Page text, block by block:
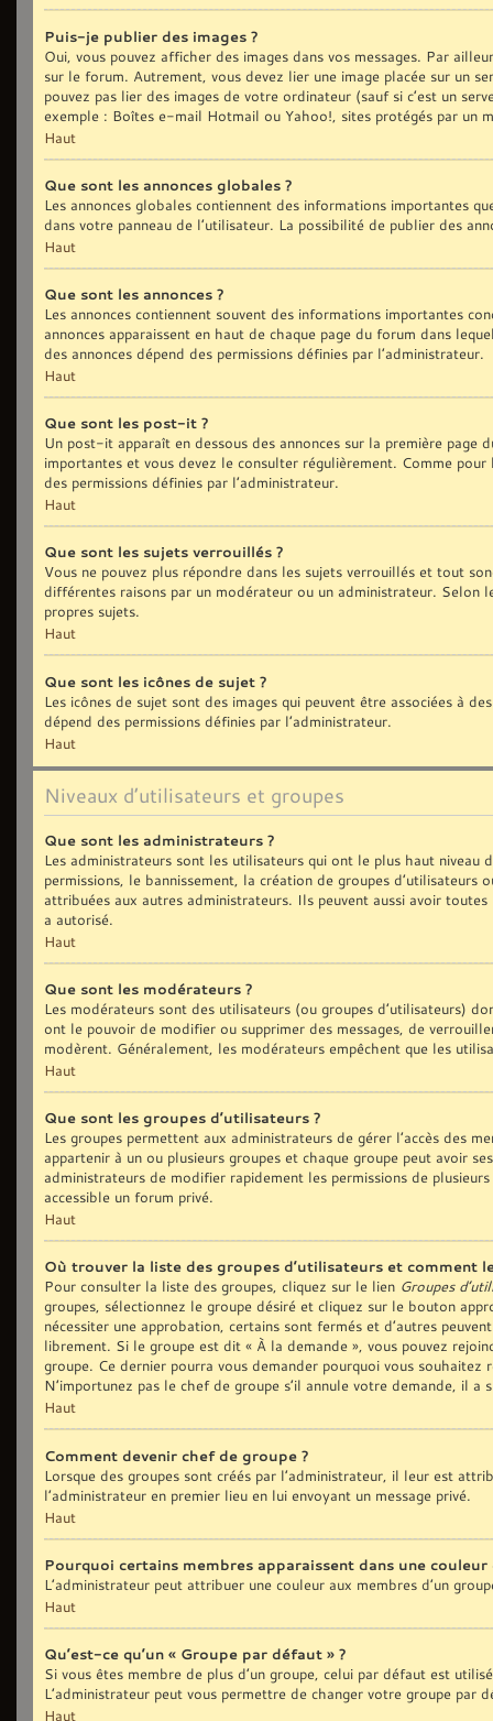
Puis-je publier des images ?
Oui, vous pouvez afficher des images dans vos messages. Par
sur le forum. Autrement, vous devez lier une image placée sur un
pouvez pas lier des images de votre ordinateur (sauf si c’est un
exemple : Boîtes e-mail Hotmail ou Yahoo!, sites protégés par un
Haut
Que sont les annonces globales ?
Les annonces globales contiennent des informations importantes
dans votre panneau de l’utilisateur. La possibilité de publier des
Haut
Que sont les annonces ?
Les annonces contiennent souvent des informations importantes
annonces apparaissent en haut de chaque page du forum dans
des annonces dépend des permissions définies par l’administrateur.
Haut
Que sont les post-it ?
Un post-it apparaît en dessous des annonces sur la première
importantes et vous devez le consulter régulièrement. Comme
des permissions définies par l’administrateur.
Haut
Que sont les sujets verrouillés ?
Vous ne pouvez plus répondre dans les sujets verrouillés et tout
différentes raisons par un modérateur ou un administrateur. Selon
propres sujets.
Haut
Que sont les icônes de sujet ?
Les icônes de sujet sont des images qui peuvent être associées à
dépend des permissions définies par l’administrateur.
Haut
Niveaux d’utilisateurs et groupes
Que sont les administrateurs ?
Les administrateurs sont les utilisateurs qui ont le plus haut
permissions, le bannissement, la création de groupes
attribuées aux autres administrateurs. Ils peuvent aussi avoir
a autorisé.
Haut
Que sont les modérateurs ?
Les modérateurs sont des utilisateurs (ou groupes d’utilisateurs)
ont le pouvoir de modifier ou supprimer des messages, de
modèrent. Généralement, les modérateurs empêchent que les
Haut
Que sont les groupes d’utilisateurs ?
Les groupes permettent aux administrateurs de gérer l’accès des
appartenir à un ou plusieurs groupes et chaque groupe peut avoir
administrateurs de modifier rapidement les permissions de
accessible un forum privé.
Haut
Où trouver la liste des groupes d’utilisateurs et comment
Pour consulter la liste des groupes, cliquez sur le lien Groupes
groupes, sélectionnez le groupe désiré et cliquez sur le bouton
nécessiter une approbation, certains sont fermés et d’autres
librement. Si le groupe est dit « À la demande », vous pouvez
groupe. Ce dernier pourra vous demander pourquoi vous
N’importunez pas le chef de groupe s’il annule votre demande, il a
Haut
Comment devenir chef de groupe ?
Lorsque des groupes sont créés par l’administrateur, il leur est
l’administrateur en premier lieu en lui envoyant un message privé.
Haut
Pourquoi certains membres apparaissent dans une
L’administrateur peut attribuer une couleur aux membres d’un
Haut
Qu’est-ce qu’un « Groupe par défaut » ?
Si vous êtes membre de plus d’un groupe, celui par défaut est
L’administrateur peut vous permettre de changer votre groupe par
Haut